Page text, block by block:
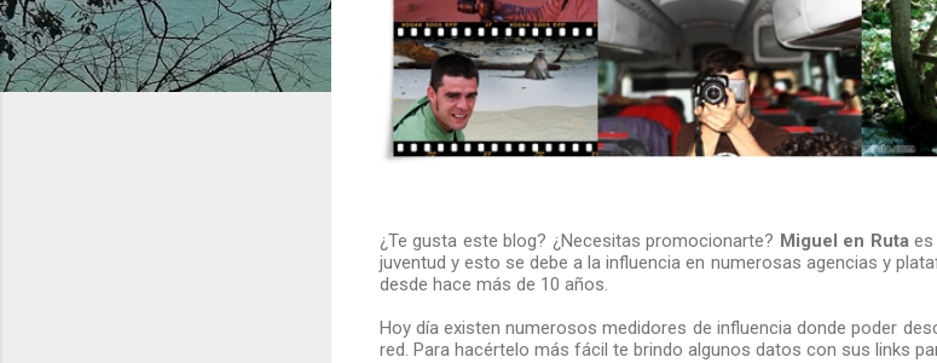
¿Te gusta este blog? ¿Necesitas promocionarte? Miguel en Rutaes
juventud y esto se debe a la influencia en numerosas agencias y
desde hace más de 10 años.
Hoy día existen numerosos medidores de influencia donde poder
red. Para hacértelo más fácil te brindo algunos datos con sus links